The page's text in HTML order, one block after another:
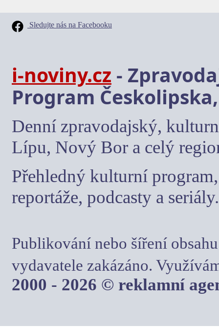
Sledujte nás na Facebooku
i-noviny.cz -
Program
Denní zpravodajský,
Lípu, Nový Bor a celý
Přehledný kulturní
reportáže, podcasty a seriály.
Publikování nebo šíření
vydavatele zakázáno.
2000 - 2026 © reklamní